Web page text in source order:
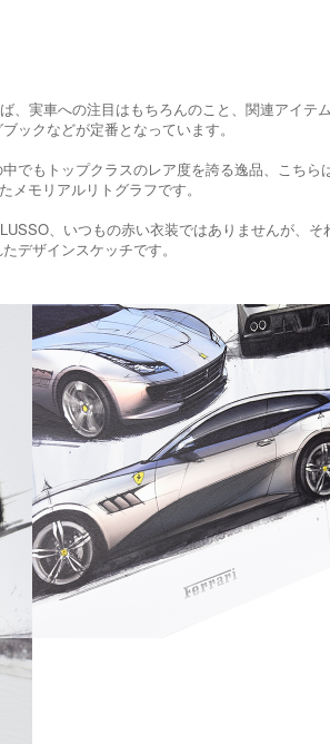
、実車への注目はもちろんのこと、関連アイ
ックなどが定番となっています。
でもトップクラスのレア度を誇る逸品、こち
モリアルリトグラフです。
、いつもの赤い衣装ではありませんが、
デザインスケッチです。